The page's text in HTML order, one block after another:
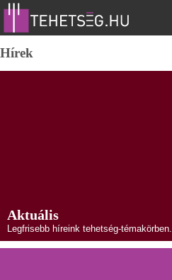
Hírek
Aktuális
Legfrisebb híreink tehetség-témakörben.